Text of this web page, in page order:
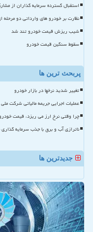
استقبال گسترده سرمایه گذاران از
نظارت بر خودرو های وارداتی دو مرحله
شیب ریزش قیمت خودرو تند شد
سقوط سنگین قیمت خودرو
پربحث ترین ها
تغییر شدید نرخها در بازار خودرو
عملیات اجرایی جریمه مالیاتی شرکت
چرا وقتی نرخ ارز می ریزد، قیمت
ناترازی آب و برق با جذب سرمایه
جدیدترین ها